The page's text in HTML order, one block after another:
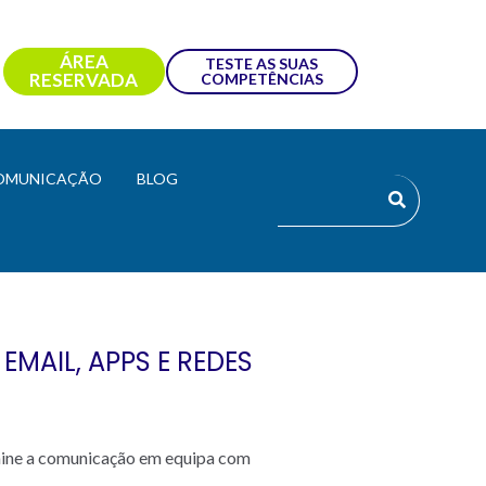
ÁREA
RESERVADA
TESTE AS SUAS
COMPETÊNCIAS
BLOG
APPS E REDES
a comunicação em equipa com